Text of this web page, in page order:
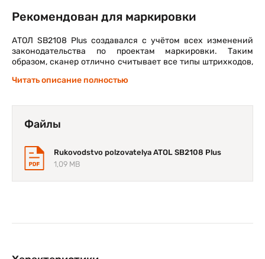
Рекомендован для маркировки
АТОЛ SB2108 Plus создавался с учётом всех изменений
законодательства по проектам маркировки. Таким
образом, сканер отлично считывает все типы штрихкодов,
фармацевтической и другой продукции, попадающей под
Считывает моментально
АТОЛ SB2108 Plus оборудован современным считывающим
модулем с хорошим уровнем разрешения и прекрасно
Читать описание полностью
Файлы
Rukovodstvo polzovatelya ATOL SB2108 Plus
1,09 MB